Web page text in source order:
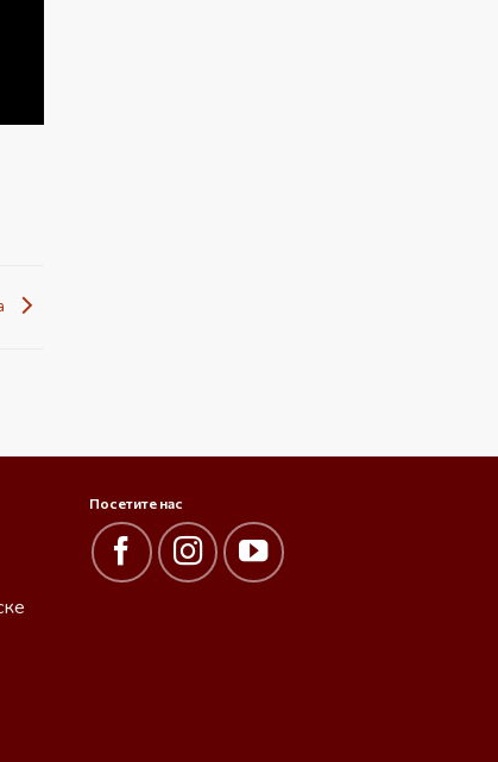
Посетите нас